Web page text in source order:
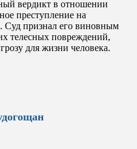
вердикт в отношении
преступление на
Суд признал его виновным
телесных повреждений,
для жизни человека.